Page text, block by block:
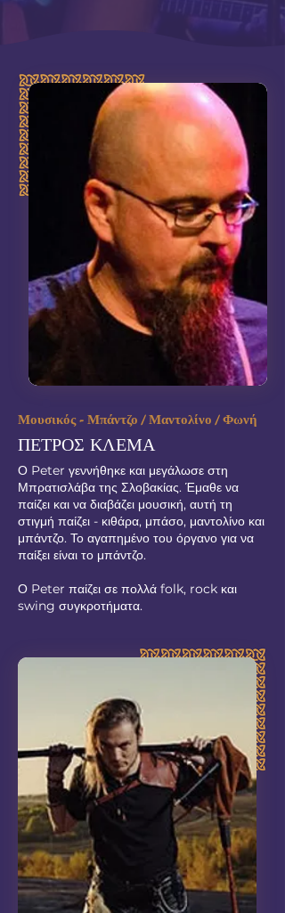
Μουσικός - Μπάντζο / Μαντολίνο / Φωνή
ΠΕΤΡΟΣ ΚΛΕΜΑ
Ο Peter γεννήθηκε και μεγάλωσε στη
Μπρατισλάβα της Σλοβακίας. Έμαθε να
παίζει και να διαβάζει μουσική, αυτή τη
στιγμή παίζει - κιθάρα, μπάσο, μαντολίνο και
μπάντζο. Το αγαπημένο του όργανο για να
παίξει είναι το μπάντζο.
Ο Peter παίζει σε πολλά folk, rock και
swing συγκροτήματα.